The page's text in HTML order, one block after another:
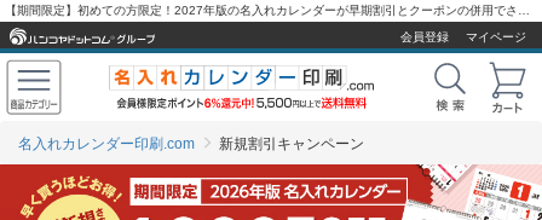
会員登録
マイページ
名入れカレンダー印刷.com 新規割引キャンペーン